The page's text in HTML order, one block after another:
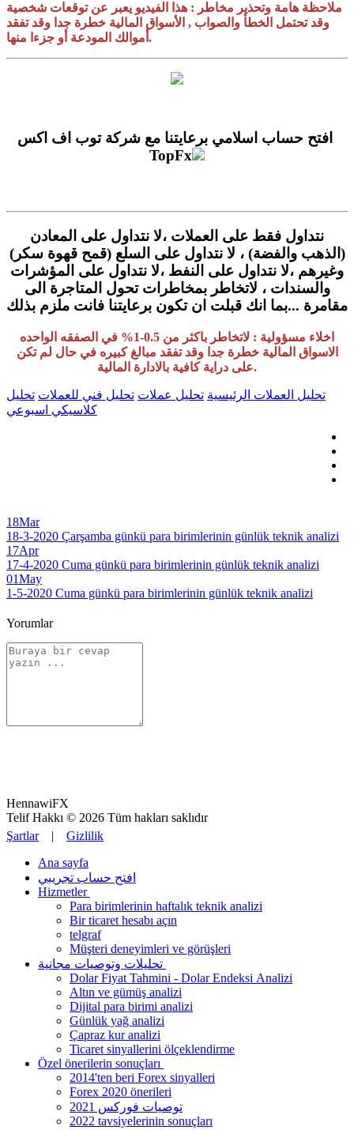
ملاحظة هامة وتحذير مخاطر : هذا الفيديو يعبر عن توقعات شخصية
وقد تحتمل الخطأ والصواب , الأسواق المالية خطرة جدا وقد تفقد
أموالك المودعة أو جزءا منها.
افتح حساب اسلامي برعايتنا مع شركة توب اف اكس
TopFx
نتداول فقط على العملات ،لا نتداول على المعادن
(الذهب والفضة) ، لا نتداول على السلع (قمح قهوة سكر)
وغيرهم ،لا نتداول على النفط ،لا نتداول على المؤشرات
والسندات ، لاتخاطر بمخاطرات تحول المتاجرة الى
مقامرة ...بما انك قبلت ان تكون برعايتنا فانت ملزم بذلك
اخلاء مسؤولية : لاتخاطر باكثر من 0.5-1% في الصفقه الواحده
الاسواق المالية خطرة جدا وقد تفقد مبالغ كبيره في حال لم تكن
على دراية كافية بالادارة المالية.
تحليل العملات الرئيسية تحليل عملات تحليل فني للعملات تحليل
كلاسيكي اسبوعي
18Mar
18-3-2020 Çarşamba günkü para birimlerinin günlük teknik analizi
17Apr
17-4-2020 Cuma günkü para birimlerinin günlük teknik analizi
01May
1-5-2020 Cuma günkü para birimlerinin günlük teknik analizi
Yorumlar
HennawiFX
Telif Hakkı © 2026 Tüm hakları saklıdır
Şartlar| Gizlilik
Ana sayfa
افتح حساب تجريبي
Hizmetler
Para birimlerinin haftalık teknik analizi
Bir ticaret hesabı açın
telgraf
Müşteri deneyimleri ve görüşleri
تحليلات وتوصيات مجانية
Dolar Fiyat Tahmini - Dolar Endeksi Analizi
Altın ve gümüş analizi
Dijital para birimi analizi
Günlük yağ analizi
Çapraz kur analizi
Ticaret sinyallerini ölçeklendirme
Özel önerilerin sonuçları
2014'ten beri Forex sinyalleri
Forex 2020 önerileri
توصيات فوركس 2021
2022 tavsiyelerinin sonuçları